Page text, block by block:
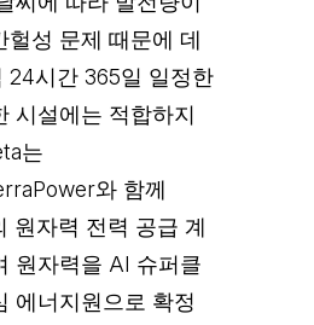
헐성 문제 때문에 데
24시간 365일 일정한
시설에는 적합하지
는
와 함께
원자력 전력 공급 계
원자력을 AI 슈퍼클
에너지원으로 확정